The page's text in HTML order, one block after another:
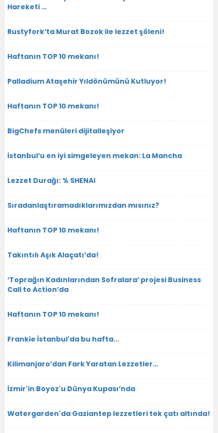
Hareketi …
Rustyfork’ta Murat Bozok ile lezzet şöleni!
Haftanın TOP 10 mekanı!
Palladium Ataşehir Yıldönümünü Kutluyor!
Haftanın TOP 10 mekanı!
BigChefs menüleri dijitalleşiyor
İstanbul’u en iyi simgeleyen mekan: La Mancha
Lezzet Durağı: % SHENAI
Sıradanlaştıramadıklarımızdan mısınız?
Haftanın TOP 10 mekanı!
Takıntılı Aşık Alaçatı’da!
‘Toprağın Kadınlarından Sofralara’ projesi Business
Call to Action’da
Haftanın TOP 10 mekanı!
Frankie İstanbul'da bu hafta...
Kilimanjaro’dan Fark Yaratan Lezzetler…
İzmir'in Boyoz'u Dünya Kupası’nda
Watergarden'da Gaziantep lezzetleri tek çatı altında!